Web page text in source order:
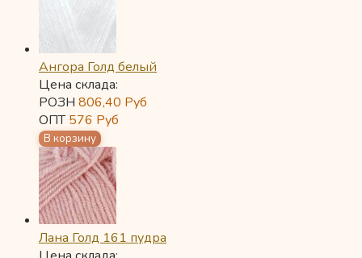
Ангора Голд белый
Цена склада:
РОЗН 806,40 Руб
ОПТ576 Руб
Лана Голд 161 пудра